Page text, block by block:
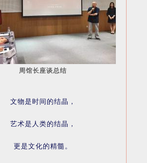
周馆长座谈总结
文物是时间的结晶，
艺术是人类的结晶，
更是文化的精髓。